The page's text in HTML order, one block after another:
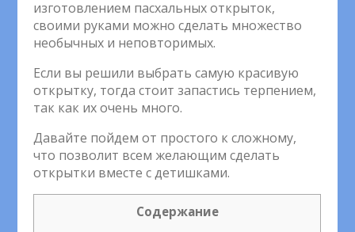
изготовлением пасхальных открыток,
своими руками можно сделать множество
необычных и неповторимых.
Если вы решили выбрать самую красивую
открытку, тогда стоит запастись терпением,
так как их очень много.
Давайте пойдем от простого к сложному,
что позволит всем желающим сделать
открытки вместе с детишками.
Содержание